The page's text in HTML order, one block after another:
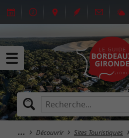
Découvrir Sites Touristiques